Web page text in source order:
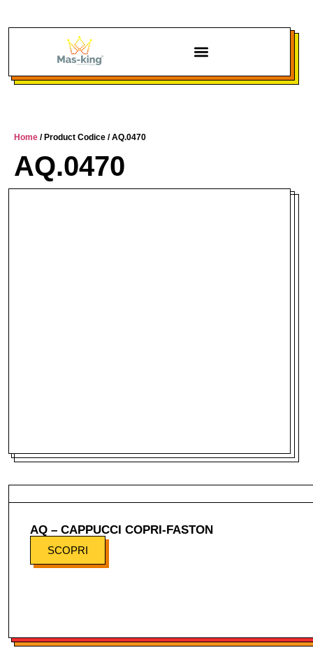
Home / Product Codice / AQ.0470
AQ.0470
AQ – CAPPUCCI COPRI-FASTON
SCOPRI